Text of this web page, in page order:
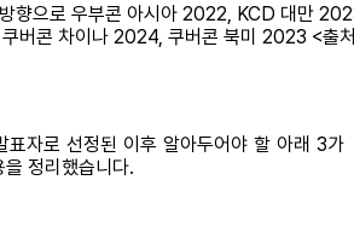
향으로 우부콘 아시아 2022, KCD 대만
버콘 차이나 2024, 쿠버콘 북미 2023 <출
표자로 선정된 이후 알아두어야 할 아래 3가
정리했습니다.